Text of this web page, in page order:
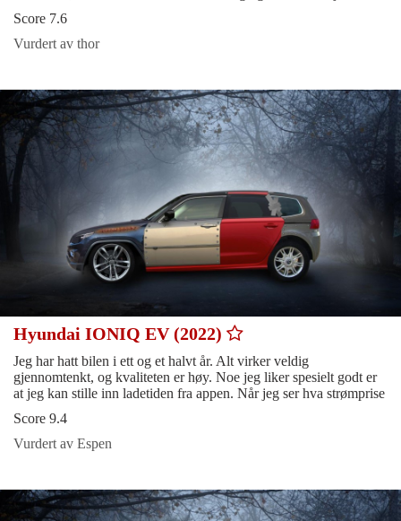
Score 7.6
Vurdert av thor
Hyundai IONIQ EV (2022)
Jeg har hatt bilen i ett og et halvt år. Alt virker veldig
gjennomtenkt, og kvaliteten er høy. Noe jeg liker spesielt godt er
at jeg kan stille inn ladetiden fra appen. Når jeg ser hva strømprise
Score 9.4
Vurdert av Espen